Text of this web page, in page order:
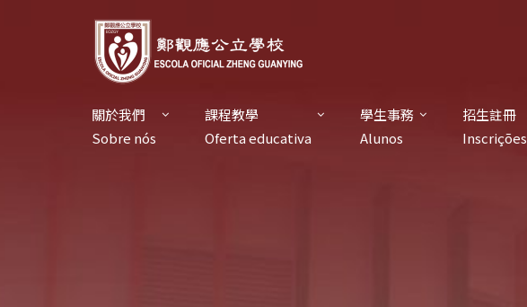
關於我們
Sobre nós
課程教學
Oferta educativa
學生事務
Alunos
招生註冊
Inscrições